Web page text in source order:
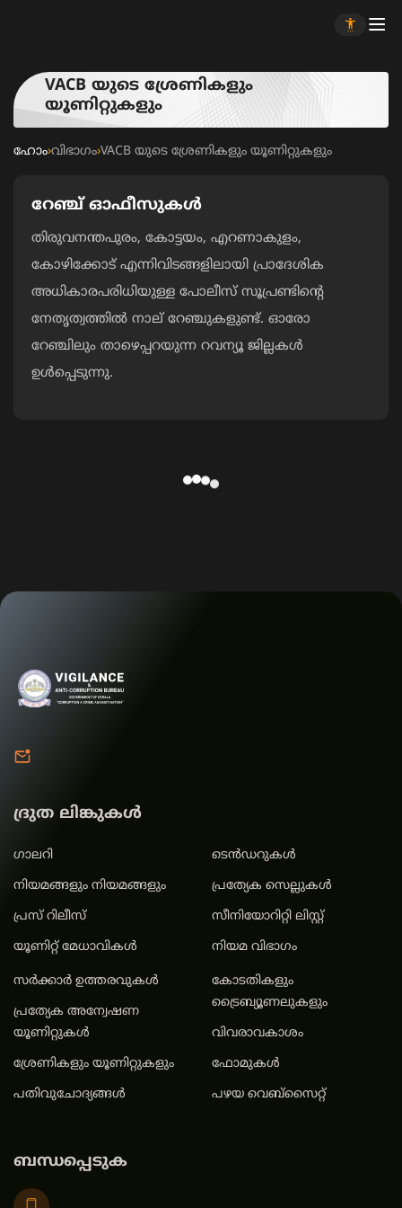
VACB യുടെ ശ്രേണികളും
യൂണിറ്റുകളും
ഹോം›വിഭാഗം›VACB യുടെ ശ്രേണികളും യൂണിറ്റുകളും
റേഞ്ച് ഓഫീസുകൾ
തിരുവനന്തപുരം, കോട്ടയം, എറണാകുളം,
കോഴിക്കോട് എന്നിവിടങ്ങളിലായി പ്രാദേശിക
അധികാരപരിധിയുള്ള പോലീസ് സൂപ്രണ്ടിന്റെ
നേതൃത്വത്തിൽ നാല് റേഞ്ചുകളുണ്ട്. ഓരോ
റേഞ്ചിലും താഴെപ്പറയുന്ന റവന്യൂ ജില്ലകൾ
ഉൾപ്പെടുന്നു.
ദ്രുത ലിങ്കുകൾ
ഗാലറി
നിയമങ്ങളും നിയമങ്ങളും
പ്രസ് റിലീസ്
യൂണിറ്റ് മേധാവികള്‍
ടെൻഡറുകൾ
പ്രത്യേക സെല്ലുകൾ
സീനിയോറിറ്റി ലിസ്റ്റ്
നിയമ വിഭാഗം
സർക്കാർ ഉത്തരവുകൾ
പ്രത്യേക അന്വേഷണ
യൂണിറ്റുകൾ
ശ്രേണികളും യൂണിറ്റുകളും
പതിവുചോദ്യങ്ങൾ
കോടതികളും
ട്രൈബ്യൂണലുകളും
വിവരാവകാശം
ഫോമുകൾ
പഴയ വെബ്സൈറ്റ്
ബന്ധപ്പെടുക